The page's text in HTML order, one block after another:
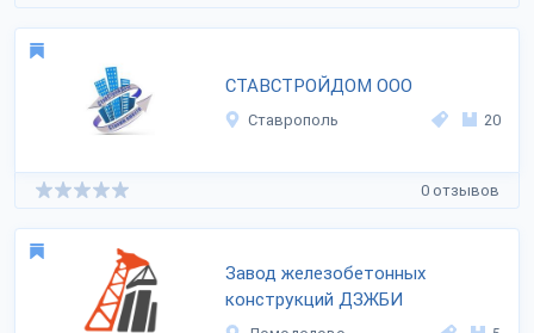
СТАВСТРОЙДОМ ООО
Ставрополь 20
0 отзывов
Завод железобетонных
конструкций ДЗЖБИ